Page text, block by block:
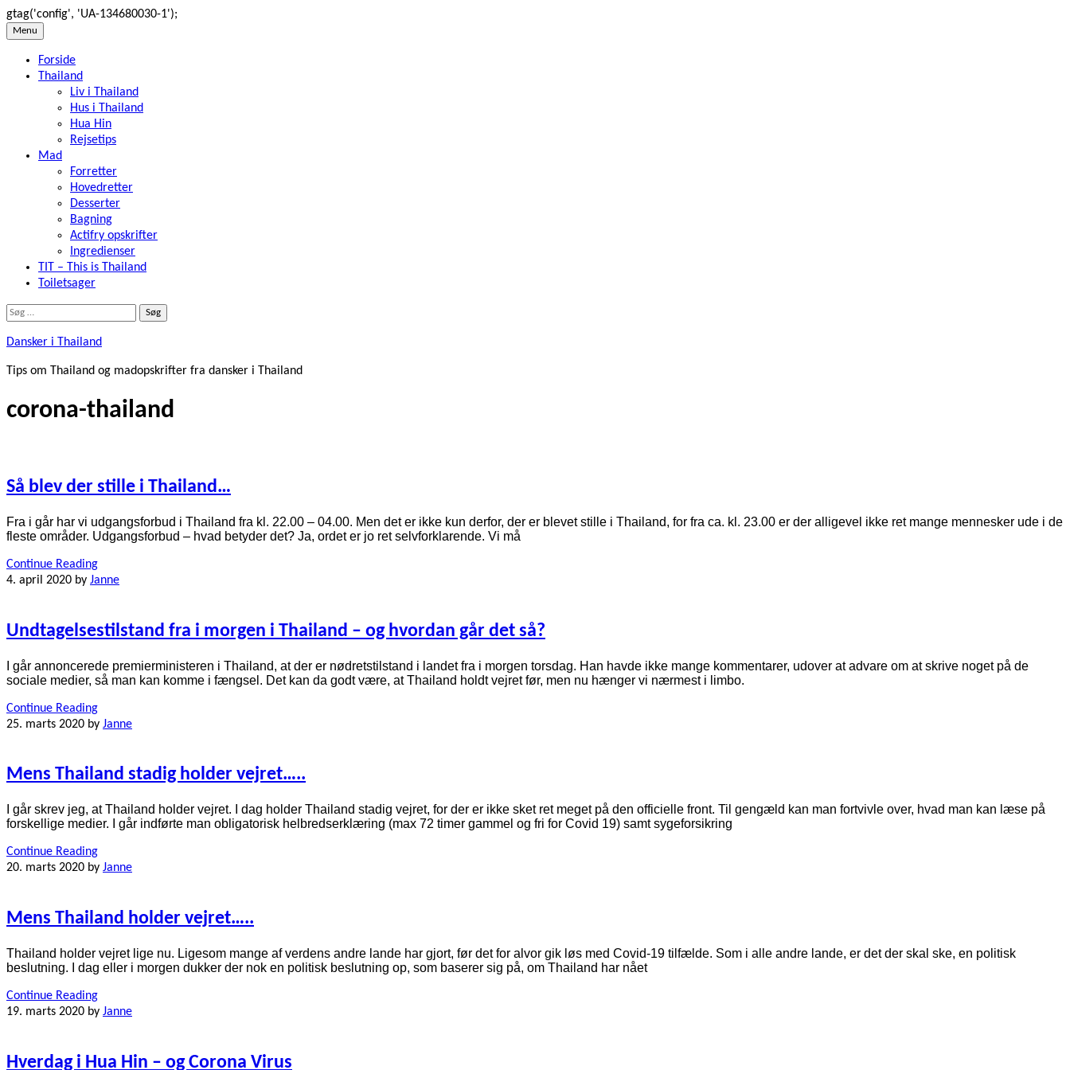
gtag('config', 'UA-134680030-1');
Skip
content
Menu
Forside
Thailand
Liv i Thailand
Hus i Thailand
Hua Hin
Rejsetips
Mad
Forretter
Hovedretter
Desserter
Bagning
Actifry opskrifter
Ingredienser
TIT – This is Thailand
Toiletsager
Søg
Dansker i Thailand
Tips om Thailand og madopskrifter fra dansker i Thailand
corona-thailand
Så blev der stille i Thailand…
Fra i går har vi udgangsforbud i Thailand fra kl. 22.00 – 04.00. Men det er ikke kun derfor, der er blevet stille i Thailand, for fra ca. kl. 23.00 er der alligevel ikke ret mange mennesker ude i de
fleste områder. Udgangsforbud – hvad betyder det? Ja, ordet er jo ret selvforklarende. Vi må
Continue Reading
4. april 2020 by Janne
Undtagelsestilstand fra i morgen i Thailand – og hvordan går det så?
I går annoncerede premierministeren i Thailand, at der er nødretstilstand i landet fra i morgen torsdag. Han havde ikke mange kommentarer, udover at advare om at skrive noget på de
sociale medier, så man kan komme i fængsel. Det kan da godt være, at Thailand holdt vejret før, men nu hænger vi nærmest i limbo.
Continue Reading
25. marts 2020 by Janne
Mens Thailand stadig holder vejret…..
I går skrev jeg, at Thailand holder vejret. I dag holder Thailand stadig vejret, for der er ikke sket ret meget på den officielle front. Til gengæld kan man fortvivle over, hvad man kan læse på
forskellige medier. I går indførte man obligatorisk helbredserklæring (max 72 timer gammel og fri for Covid 19) samt sygeforsikring
Continue Reading
20. marts 2020 by Janne
Mens Thailand holder vejret…..
Thailand holder vejret lige nu. Ligesom mange af verdens andre lande har gjort, før det for alvor gik løs med Covid-19 tilfælde. Som i alle andre lande, er det der skal ske, en politisk
beslutning. I dag eller i morgen dukker der nok en politisk beslutning op, som baserer sig på, om Thailand har nået
Continue Reading
19. marts 2020 by Janne
Hverdag i Hua Hin – og Corona Virus